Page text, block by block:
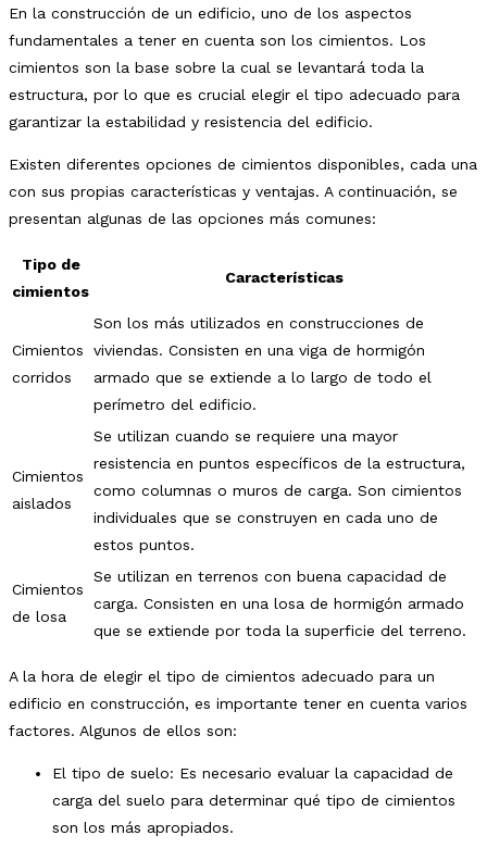
En la construcción de un edificio, uno de los aspectos
fundamentales a tener en cuenta son los cimientos. Los
cimientos son la base sobre la cual se levantará toda la
estructura, por lo que es crucial elegir el tipo adecuado para
garantizar la estabilidad y resistencia del edificio.
Existen diferentes opciones de cimientos disponibles, cada una
con sus propias características y ventajas. A continuación, se
presentan algunas de las opciones más comunes:
Tipo de
cimientos
Características
Cimientos
corridos
Son los más utilizados en construcciones de
viviendas. Consisten en una viga de hormigón
armado que se extiende a lo largo de todo el
perímetro del edificio.
Cimientos
aislados
Se utilizan cuando se requiere una mayor
resistencia en puntos específicos de la estructura,
como columnas o muros de carga. Son cimientos
individuales que se construyen en cada uno de
estos puntos.
Cimientos
de losa
Se utilizan en terrenos con buena capacidad de
carga. Consisten en una losa de hormigón armado
que se extiende por toda la superficie del terreno.
A la hora de elegir el tipo de cimientos adecuado para un
edificio en construcción, es importante tener en cuenta varios
factores. Algunos de ellos son:
El tipo de suelo: Es necesario evaluar la capacidad de
carga del suelo para determinar qué tipo de cimientos
son los más apropiados.